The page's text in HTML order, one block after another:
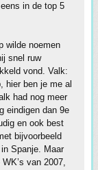
in de top 5
wilde noemen
snel ruw
vond. Valk:
hier ben je me al
had nog meer
eindigen dan 9e
en ook best
bijvoorbeeld
Spanje. Maar
van 2007,